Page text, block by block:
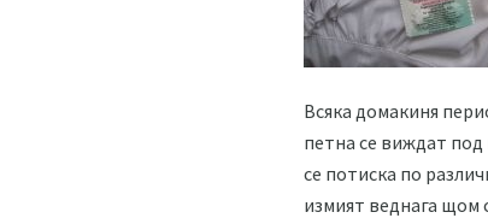
Всяка домакиня
петна се виждат
се потиска по
измият веднага щом